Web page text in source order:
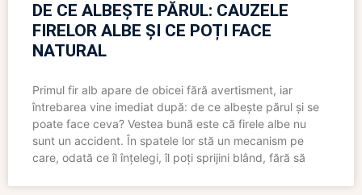
DE CE ALBEȘTE PĂRUL: CAUZELE
FIRELOR ALBE ȘI CE POȚI FACE
NATURAL
Primul fir alb apare de obicei fără avertisment, iar
întrebarea vine imediat după: de ce albește părul și se
poate face ceva? Vestea bună este că firele albe nu
sunt un accident. În spatele lor stă un mecanism pe
care, odată ce îl înțelegi, îl poți sprijini blând, fără să